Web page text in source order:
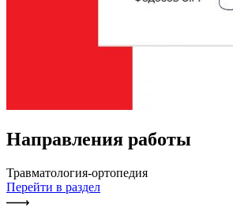
Направления работы
Травматология-ортопедия
Перейти в раздел